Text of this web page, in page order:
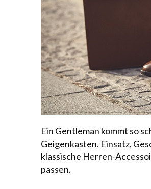
Ein Gentleman kommt so
Geigenkasten. Einsatz,
klassische Herren-
passen.